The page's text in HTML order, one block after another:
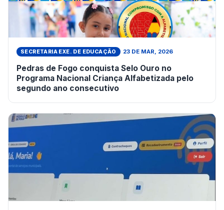
SECRETARIA EXE. DE EDUCAÇÃO 23 DE MAR, 2026
Pedras de Fogo conquista Selo Ouro no
Programa Nacional Criança Alfabetizada pelo
segundo ano consecutivo